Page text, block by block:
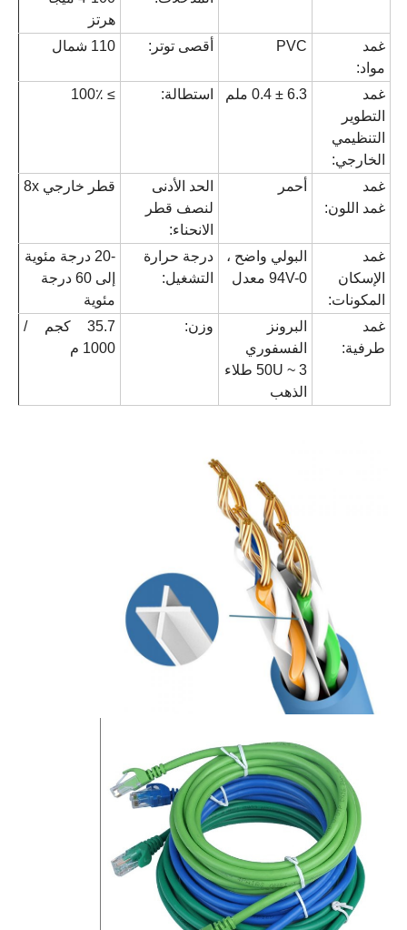
هرتز
غمد
مواد:
PVC أقصى توتر: 110 شمال
غمد
التطوير
التنظيمي
الخارجي:
6.3 ± 0.4 ملم استطالة: ≥ 100٪
غمد
غمد اللون:
أحمر
الحد الأدنى
لنصف قطر
الانحناء:
قطر خارجي 8x
غمد
الإسكان
المكونات:
البولي واضح ،
94V-0 معدل
درجة حرارة
التشغيل:
-20 درجة مئوية
إلى 60 درجة
مئوية
غمد
طرفية:
البرونز
الفسفوري
3 ~ 50U طلاء
الذهب
وزن:
35.7 كجم /
1000 م